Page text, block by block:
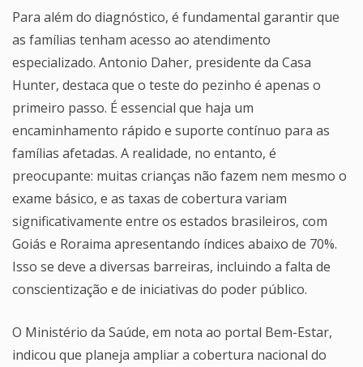
Para além do diagnóstico, é fundamental garantir que
as famílias tenham acesso ao atendimento
especializado. Antonio Daher, presidente da Casa
Hunter, destaca que o teste do pezinho é apenas o
primeiro passo. É essencial que haja um
encaminhamento rápido e suporte contínuo para as
famílias afetadas. A realidade, no entanto, é
preocupante: muitas crianças não fazem nem mesmo o
exame básico, e as taxas de cobertura variam
significativamente entre os estados brasileiros, com
Goiás e Roraima apresentando índices abaixo de 70%.
Isso se deve a diversas barreiras, incluindo a falta de
conscientização e de iniciativas do poder público.
O Ministério da Saúde, em nota ao portal Bem-Estar,
indicou que planeja ampliar a cobertura nacional do